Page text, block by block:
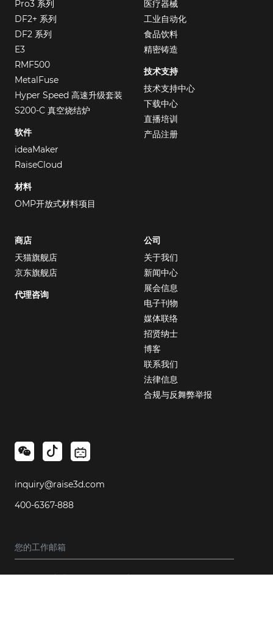
Pro3 系列
DF2+ 系列
DF2 系列
E3
RMF500
MetalFuse
Hyper Speed 高速升级套装
S200-C 真空烧结炉
软件
ideaMaker
RaiseCloud
材料
OMP开放式材料项目
医疗器械
工业自动化
食品饮料
精密铸造
技术支持
技术支持中心
下载中心
直播培训
产品注册
商店
天猫旗舰店
京东旗舰店
代理咨询
公司
关于我们
新闻中心
展会信息
电子刊物
媒体联络
招贤纳士
博客
联系我们
法律信息
合规与反舞弊举报
inquiry@raise3d.com
400-6367-888
订阅即同意我们的使用条款和隐私政策。